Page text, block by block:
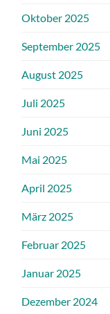
Oktober 2025
September 2025
August 2025
Juli 2025
Juni 2025
Mai 2025
April 2025
März 2025
Februar 2025
Januar 2025
Dezember 2024